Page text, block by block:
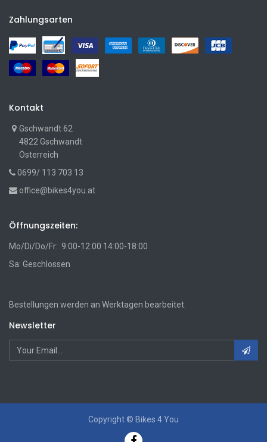
Zahlungsarten
Kontakt
Gschwandt 62
4822 Gschwandt
Österreich
0699/ 113 703 13
office@bikes4you.at
Öffnungszeiten:
Mo/Di/Do/Fr: 9:00-12:00 14:00-18:00
Sa: Geschlossen
Bestellungen werden an Werktagen bearbeitet.
Newsletter
Copyright © Bikes 4 You